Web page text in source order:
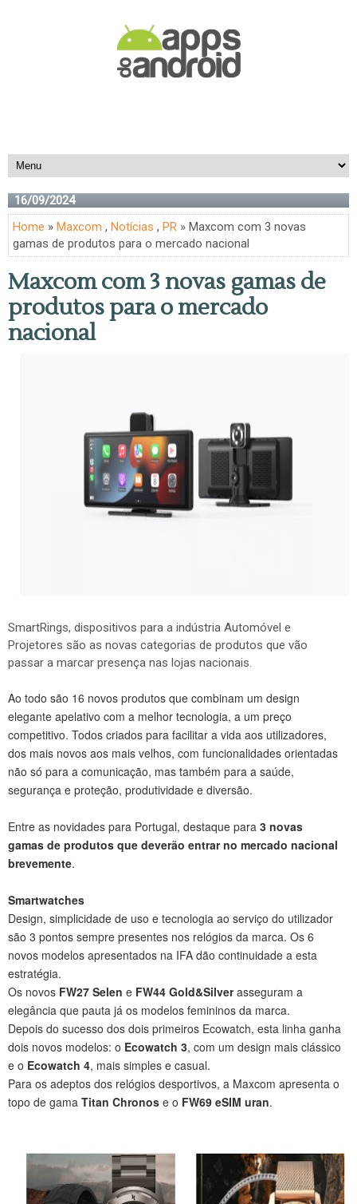
16/09/2024
Home » Maxcom , Notícias , PR » Maxcom com 3 novas
gamas de produtos para o mercado nacional
Maxcom com 3 novas gamas de
produtos para o mercado
nacional
SmartRings, dispositivos para a indústria Automóvel e
Projetores são as novas categorias de produtos que vão
passar a marcar presença nas lojas nacionais.
Ao todo são 16 novos produtos que combinam um design
elegante apelativo com a melhor tecnologia, a um preço
competitivo. Todos criados para facilitar a vida aos utilizadores,
dos mais novos aos mais velhos, com funcionalidades orientadas
não só para a comunicação, mas também para a saúde,
segurança e proteção, produtividade e diversão.
Entre as novidades para Portugal, destaque para 3 novas
gamas de produtos que deverão entrar no mercado nacional
brevemente.
Smartwatches
Design, simplicidade de uso e tecnologia ao serviço do utilizador
são 3 pontos sempre presentes nos relógios da marca. Os 6
novos modelos apresentados na IFA dão continuidade a esta
estratégia.
Os novos FW27 Selen e FW44 Gold&Silver asseguram a
elegância que pauta já os modelos femininos da marca.
Depois do sucesso dos dois primeiros Ecowatch, esta linha ganha
dois novos modelos: o Ecowatch 3, com um design mais clássico
e o Ecowatch 4, mais simples e casual.
Para os adeptos dos relógios desportivos, a Maxcom apresenta o
topo de gama Titan Chronos e o FW69 eSIM uran.